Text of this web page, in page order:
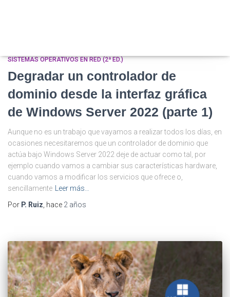
SISTEMAS OPERATIVOS EN RED (2ª ED.)
Degradar un controlador de
dominio desde la interfaz gráfica
de Windows Server 2022 (parte 1)
Aunque no es un trabajo que vayamos a realizar todos los días, en
ocasiones necesitaremos que un controlador de dominio que
actúa bajo Windows Server 2022 deje de actuar como tal, por
ejemplo cuando vamos a cambiar sus características hardware,
cuando vamos a modificar los servicios que ofrece o,
sencillamente
Leer más…
Por P. Ruiz , hace 2 años